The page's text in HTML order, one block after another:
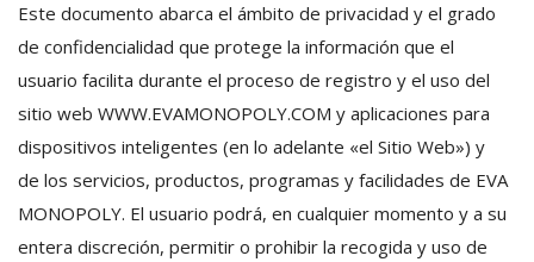
Este documento abarca el ámbito de privacidad y el grado
de confidencialidad que protege la información que el
usuario facilita durante el proceso de registro y el uso del
sitio web WWW.EVAMONOPOLY.COM y aplicaciones para
dispositivos inteligentes (en lo adelante «el Sitio Web») y
de los servicios, productos, programas y facilidades de EVA
MONOPOLY. El usuario podrá, en cualquier momento y a su
entera discreción, permitir o prohibir la recogida y uso de